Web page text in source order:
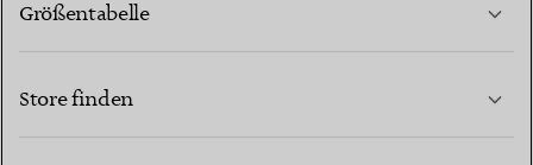
Größentabelle
Store finden